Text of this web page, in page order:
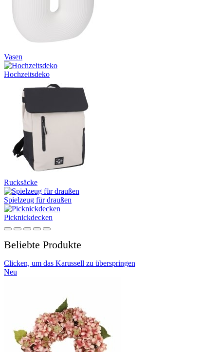
Vasen
Hochzeitsdeko
Rucksäcke
Spielzeug für draußen
Picknickdecken
Beliebte Produkte
Clicken, um das Karussell zu überspringen
Neu